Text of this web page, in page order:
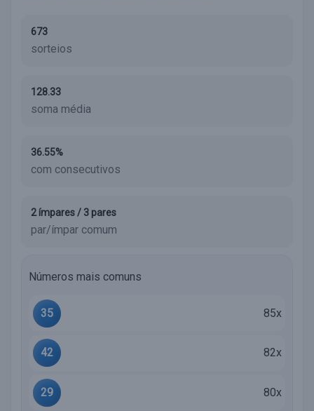
673
sorteios
128.33
soma média
36.55%
com consecutivos
2 ímpares / 3 pares
par/ímpar comum
Números mais comuns
35 85x
42 82x
29 80x